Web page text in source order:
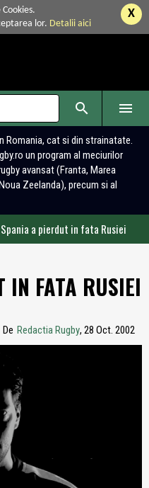
X
lor. Detalii aici
 
Romania, cat si din strainatate.
un program al meciurilor
avansat (Franta, Marea
Zeelanda), precum si al
Spania a pierdut in fata Rusiei
FATA RUSIEI
De Redactia Rugby, 28 Oct. 2002